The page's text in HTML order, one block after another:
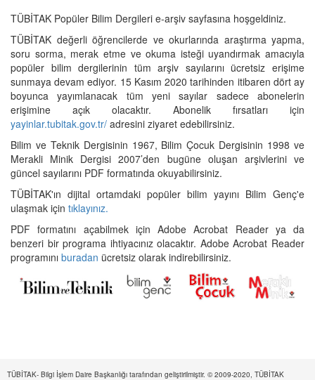
TÜBİTAK Popüler Bilim Dergileri e-arşiv sayfasına hoşgeldiniz.
TÜBİTAK değerli öğrencilerde ve okurlarında araştırma yapma,
soru sorma, merak etme ve okuma isteği uyandırmak amacıyla
popüler bilim dergilerinin tüm arşiv sayılarını ücretsiz erişime
sunmaya devam ediyor. 15 Kasım 2020 tarihinden itibaren dört ay
boyunca yayımlanacak tüm yeni sayılar sadece abonelerin
erişimine açık olacaktır. Abonelik fırsatları için
yayinlar.tubitak.gov.tr/ adresini ziyaret edebilirsiniz.
Bilim ve Teknik Dergisinin 1967, Bilim Çocuk Dergisinin 1998 ve
Merakli Minik Dergisi 2007’den bugüne oluşan arşivlerini ve
güncel sayılarını PDF formatında okuyabilirsiniz.
TÜBİTAK'ın dijital ortamdaki popüler bilim yayını Bilim Genç'e
ulaşmak için tıklayınız.
PDF formatını açabilmek için Adobe Acrobat Reader ya da
benzeri bir programa ihtiyacınız olacaktır. Adobe Acrobat Reader
programını buradan ücretsiz olarak indirebilirsiniz.
TÜBİTAK- Bilgi İşlem Daire Başkanlığı tarafından geliştirilmiştir. © 2009-2020, TÜBİTAK